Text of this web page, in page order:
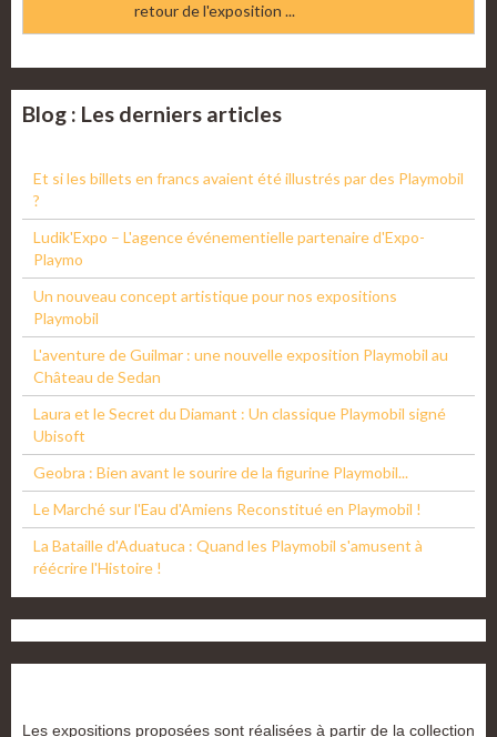
retour de l'exposition ...
Blog : Les derniers articles
Et si les billets en francs avaient été illustrés par des Playmobil
?
Ludik'Expo – L'agence événementielle partenaire d'Expo-
Playmo
Un nouveau concept artistique pour nos expositions
Playmobil
L'aventure de Guilmar : une nouvelle exposition Playmobil au
Château de Sedan
Laura et le Secret du Diamant : Un classique Playmobil signé
Ubisoft
Geobra : Bien avant le sourire de la figurine Playmobil...
Le Marché sur l'Eau d'Amiens Reconstitué en Playmobil !
La Bataille d'Aduatuca : Quand les Playmobil s'amusent à
réécrire l'Histoire !
Les expositions proposées sont réalisées à partir de la collection